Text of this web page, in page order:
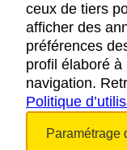
ceux de tiers
afficher des
préférences
profil élaboré
navigation.
Politique
Paramétrage